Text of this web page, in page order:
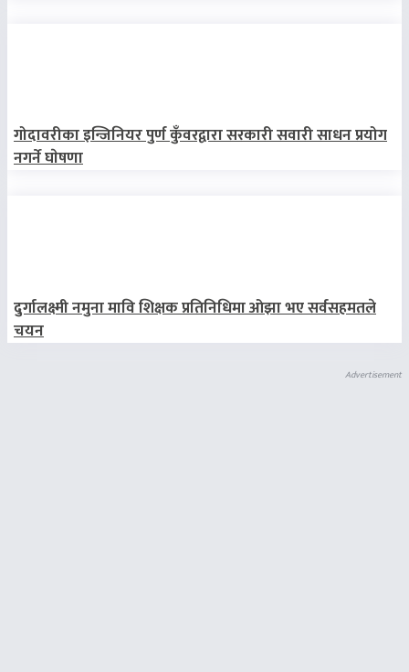
गोदावरीका इन्जिनियर पुर्ण कुँवरद्वारा सरकारी सवारी साधन प्रयोग
नगर्ने घाेषणा
दुर्गालक्ष्मी नमुना मावि शिक्षक प्रतिनिधिमा ओझा भए सर्वसहमतले
चयन
Advertisement